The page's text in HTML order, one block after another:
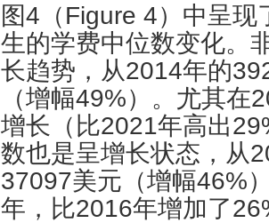
图4（Figure 4）中呈
生的学费中位数变化。
长趋势，从2014年的
（增幅49%）。尤其
增长（比2021年高出
数也是呈增长状态，从
37097美元（增幅46%
年，比2016年增加了